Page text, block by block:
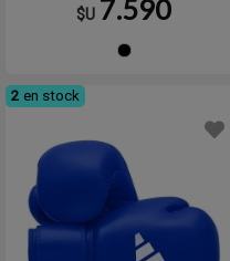
$U 7.590
2 en stock